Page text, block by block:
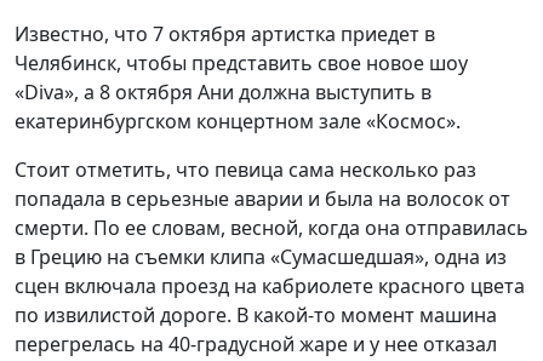
Известно, что 7 октября артистка приедет в
Челябинск, чтобы представить свое новое шоу
«Diva», а 8 октября Ани должна выступить в
екатеринбургском концертном зале «Космос».
Стоит отметить, что певица сама несколько раз
попадала в серьезные аварии и была на волосок от
смерти. По ее словам, весной, когда она отправилась
в Грецию на съемки клипа «Сумасшедшая», одна из
сцен включала проезд на кабриолете красного цвета
по извилистой дороге. В какой-то момент машина
перегрелась на 40-градусной жаре и у нее отказал